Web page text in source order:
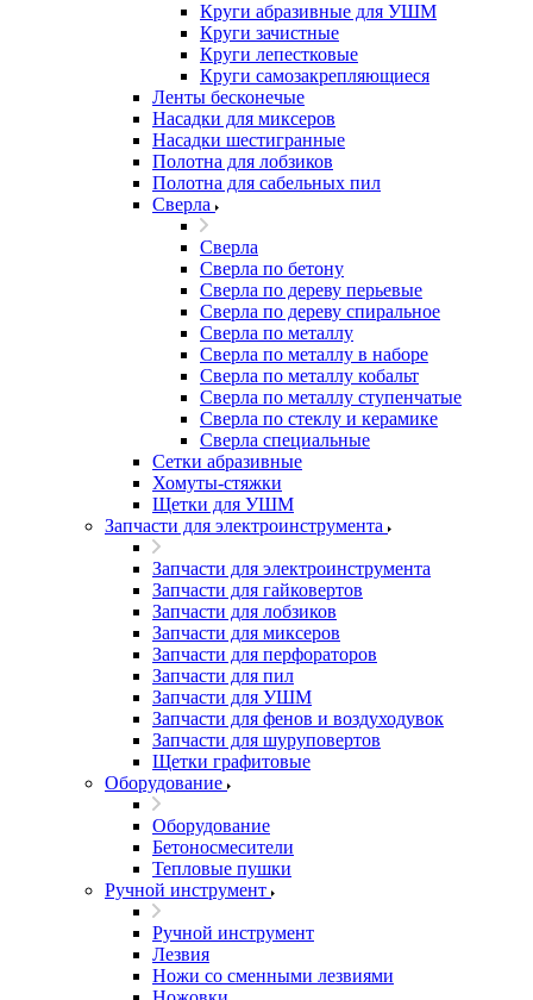
Круги абразивные для УШМ
Круги зачистные
Круги лепестковые
Круги самозакрепляющиеся
Ленты бесконечые
Насадки для миксеров
Насадки шестигранные
Полотна для лобзиков
Полотна для сабельных пил
Сверла
Сверла
Сверла по бетону
Сверла по дереву перьевые
Сверла по дереву спиральное
Сверла по металлу
Сверла по металлу в наборе
Сверла по металлу кобальт
Сверла по металлу ступенчатые
Сверла по стеклу и керамике
Сверла специальные
Сетки абразивные
Хомуты-стяжки
Щетки для УШМ
Запчасти для электроинструмента
Запчасти для электроинструмента
Запчасти для гайковертов
Запчасти для лобзиков
Запчасти для миксеров
Запчасти для перфораторов
Запчасти для пил
Запчасти для УШМ
Запчасти для фенов и воздуходувок
Запчасти для шуруповертов
Щетки графитовые
Оборудование
Оборудование
Бетоносмесители
Тепловые пушки
Ручной инструмент
Ручной инструмент
Лезвия
Ножи со сменными лезвиями